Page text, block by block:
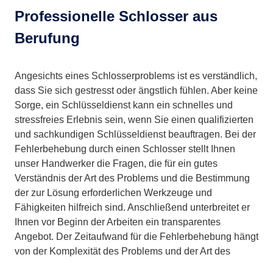
Professionelle Schlosser aus
Berufung
Angesichts eines Schlosserproblems ist es verständlich,
dass Sie sich gestresst oder ängstlich fühlen. Aber keine
Sorge, ein Schlüsseldienst kann ein schnelles und
stressfreies Erlebnis sein, wenn Sie einen qualifizierten
und sachkundigen Schlüsseldienst beauftragen. Bei der
Fehlerbehebung durch einen Schlosser stellt Ihnen
unser Handwerker die Fragen, die für ein gutes
Verständnis der Art des Problems und die Bestimmung
der zur Lösung erforderlichen Werkzeuge und
Fähigkeiten hilfreich sind. Anschließend unterbreitet er
Ihnen vor Beginn der Arbeiten ein transparentes
Angebot. Der Zeitaufwand für die Fehlerbehebung hängt
von der Komplexität des Problems und der Art des